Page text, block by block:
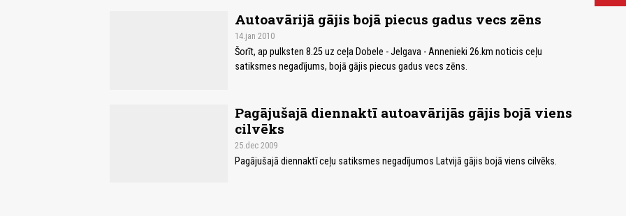
Autoavārijā gājis bojā piecus gadus vecs zēns
14.jan 2010
Šorīt, ap pulksten 8.25 uz ceļa Dobele - Jelgava - Annenieki 26.km noticis ceļu
satiksmes negadījums, bojā gājis piecus gadus vecs zēns.
Pagājušajā diennaktī autoavārijās gājis bojā viens
cilvēks
25.dec 2009
Pagājušajā diennaktī ceļu satiksmes negadījumos Latvijā gājis bojā viens cilvēks.